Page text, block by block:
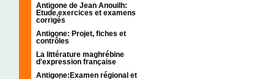
Antigone de Jean Anouilh:
Etude,exercices et examens
corrigés
Antigone: Projet, fiches et
contrôles
La littérature maghrébine
d'expression française
Antigone:Examen régional et